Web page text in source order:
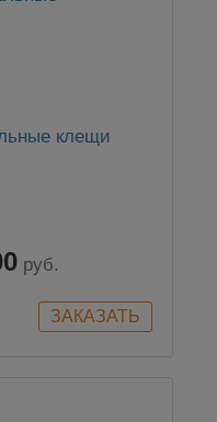
клещи
руб.